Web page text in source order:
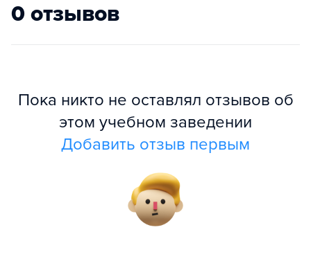
0 отзывов
Пока никто не оставлял отзывов об
этом учебном заведении
Добавить отзыв первым